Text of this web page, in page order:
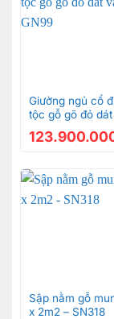
Giường ngủ cổ
tộc gỗ gõ đỏ dát
– GN99
Sập nằm gỗ
x 2m2 – SN318